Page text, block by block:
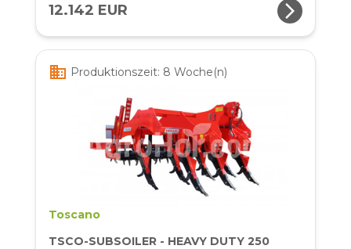
12.142 EUR arrow_forward_ios
business Produktionszeit: 8 Woche(n)
Toscano
TSCO-SUBSOILER - HEAVY DUTY 250